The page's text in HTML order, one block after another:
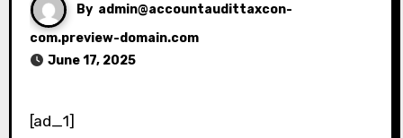
By admin@accountaudittaxcon-
com.preview-domain.com
June 17, 2025
[ad_1]